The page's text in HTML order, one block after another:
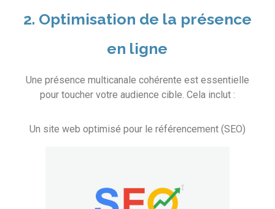
2. Optimisation de la présence
en ligne
Une présence multicanale cohérente est essentielle
pour toucher votre audience cible. Cela inclut :
Un site web optimisé pour le référencement (SEO)